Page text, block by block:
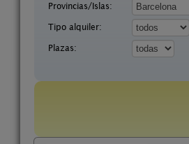
Provincias/Islas:
Tipo alquiler:
Plazas: